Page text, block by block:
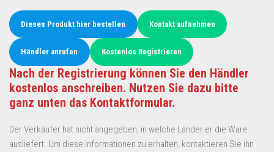
Dieses Produkt hier bestellen Kontakt aufnehmen
Händler anrufen Kostenlos Registrieren
Nach der Registrierung können Sie den Händler
kostenlos anschreiben. Nutzen Sie dazu bitte
ganz unten das Kontaktformular.
Der Verkäufer hat nicht angegeben, in welche Länder er die Ware
ausliefert. Um diese Informationen zu erhalten, kontaktieren Sie ihn